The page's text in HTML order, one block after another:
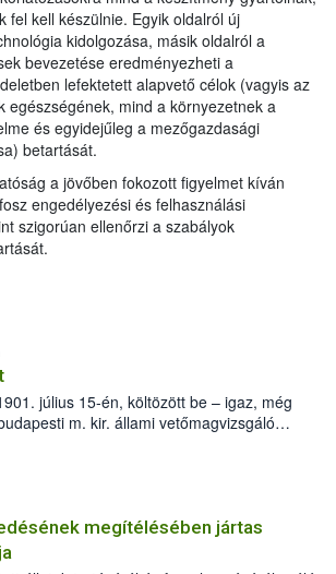
fel kell készülnie. Egyik oldalról új
kidolgozása, másik oldalról a
bevezetése eredményezheti a
lefektetett alapvető célok (vagyis az
egészségének, mind a környezetnek a
és egyidejűleg a mezőgazdasági
betartását.
a jövőben fokozott figyelmet kíván
engedélyezési és felhasználási
szigorúan ellenőrzi a szabályok
július 15-én, költözött be – igaz, még
m. kir. állami vetőmagvizsgáló
utca 15. szám alatti, Czigler Győző által
megítélésében jártas